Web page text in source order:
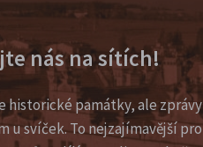
nás na sítích!
historické památky, ale zprávy
u svíček. To nejzajímavější pro